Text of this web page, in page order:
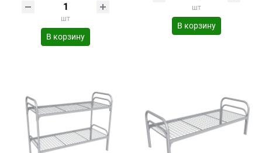
шт
В корзину
шт
В корзину